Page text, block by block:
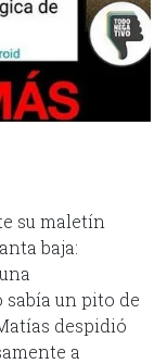
su maletín
baja:
sabía un pito de
despidió
a